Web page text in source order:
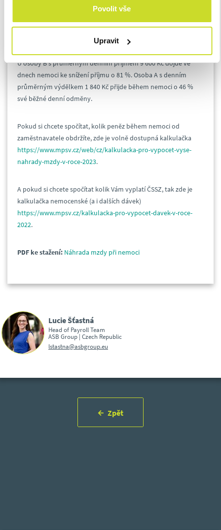
Povolit vše
Upravit
U osoby B s průměrným denním příjmem 9 600 Kč dojde ve
dnech nemoci ke snížení příjmu o 81 %. Osoba A s denním
průměrným výdělkem 1 840 Kč přijde během nemoci o 46 %
své běžné denní odměny.
Pokud si chcete spočítat, kolik peněz během nemoci od
zaměstnavatele obdržíte, zde je volně dostupná kalkulačka
https://www.mpsv.cz/web/cz/kalkulacka-pro-vypocet-vyse-
nahrady-mzdy-v-roce-2023.
A pokud si chcete spočítat kolik Vám vyplatí ČSSZ, tak zde je
kalkulačka nemocenské (a i dalších dávek)
https://www.mpsv.cz/kalkulacka-pro-vypocet-davek-v-roce-
2022.
PDF ke stažení: Náhrada mzdy při nemoci
Lucie Šťastná
Head of Payroll Team
ASB Group | Czech Republic
lstastna@asbgroup.eu
Zpět